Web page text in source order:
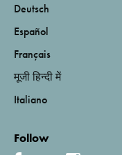
Deutsch
Español
Français
मूजी हिन्दी में
Italiano
Follow